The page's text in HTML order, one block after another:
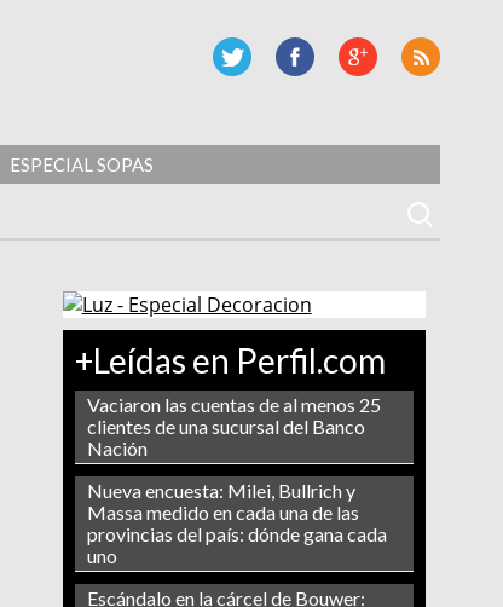
ESPECIAL SOPAS
+Leídas en Perfil.com
Vaciaron las cuentas de al menos 25
clientes de una sucursal del Banco
Nación
Nueva encuesta: Milei, Bullrich y
Massa medido en cada una de las
provincias del país: dónde gana cada
uno
Escándalo en la cárcel de Bouwer: